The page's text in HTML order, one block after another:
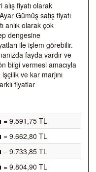
fiyatı olarak
Gümüş satış fiyatı
anlık olarak çok
dengesine
ile işlem görebilir.
fayda vardır ve
bilgi vermesi amacıyla
ve kar marjını
fiyatlar
= 9.591,75 TL
= 9.662,80 TL
= 9.733,85 TL
= 9.804,90 TL